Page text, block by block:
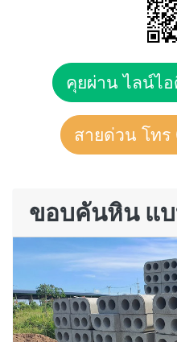
คุยผ่าน ไลน์ไอ
สายด่วน โท
ขอบคันหิน แบ